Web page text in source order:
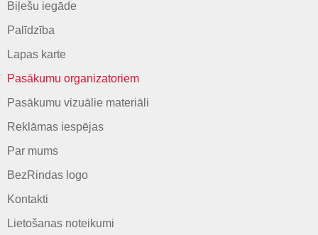
Biļešu iegāde
Palīdzība
Lapas karte
Pasākumu organizatoriem
Pasākumu vizuālie materiāli
Reklāmas iespējas
Par mums
BezRindas logo
Kontakti
Lietošanas noteikumi